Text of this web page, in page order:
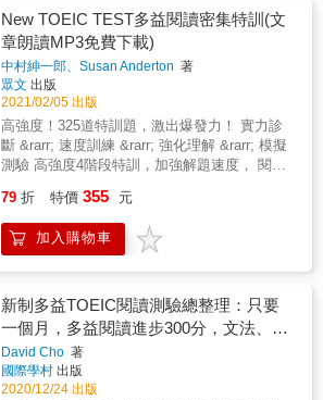
Pen）App及網頁版雙版本，幫助讀者有效率地
讀取本書相關的音檔或影片。■ 線上下載
「Youtor App」（內含VRP虛擬點讀筆）1. 在
哪裡下載「VRP虛擬點讀筆」？（1）讀者可以
掃描書中的QR Code連結，或是於App商城搜
尋「Youtor App」下載即可。2. 為什麼會有
「VRP虛擬點讀筆」？（1）以往讀者購買語言
學習工具書時，為了要聽隨書附贈的音檔，總
是要拿出已經很少在用的CD播放器或利用電腦
轉存音檔到手機來使用，耗時又不方便。（2）
坊間當然也有推出「點讀筆」來改善此種學習
上的不方便，但是一支筆加一本書往往就要
二、三千元，且各家點讀筆又不相容，CP值真
僅必須要一直處在上網的狀態，且從掃描到聽
取音檔的時間往往要花個5秒以上，很令人氣
結。（4）因此，我們為了同時解決讀者以上三
種困擾，特別領先全球開發了「VRP虛擬點讀
筆」，並獲得專利，希望這個輔助學習的工
讀詳解，並分析自己答錯的地方「為什麼會答
錯」。★ 再次進行「診斷測驗」時所做過的分
析，了解自己強項與弱項後再次學習。★ 反覆
學習與複習，直到可以全部答對Final Test的題
目為止。Step 5. 用「Youtor App」反覆聆聽音
檔，鍛鍊英聽能力！每篇文章皆由外籍老師親
自錄音，只要手機下載「Youtor App」（內含
VRP虛擬點讀筆）掃描QR Code即可聽取。★
載及聆聽音檔。★ 本書未提供CD，也未提供燒
錄光碟服務。［「VRP虛擬點讀筆」App及網
頁版介紹］為了方便讀者更方便使用本書，特
別開發「VRP虛擬點讀筆」（Virtual Reading
讀取本書相關的音檔或影片。■ 線上下載
「Youtor App」（內含VRP虛擬點讀筆）1. 在
哪裡下載「VRP虛擬點讀筆」？（1）讀者可以
掃描書中的QR Code連結，或是於App商城搜
尋「Youtor App」下載即可。2. 為什麼會有
「VRP虛擬點讀筆」？（1）以往讀者購買語言
印刷＋圖像記憶，學習多益不耗腦力！ 2. 韓國
補教龍頭 Hackers 打造，濃縮滿分名師授課精
華！ 3. 文法重點 &rarr; 基礎練習 &rarr; 進階習
題，最適合中學生的一條龍學習／複習！ 4. 隨
書設計 20 天 / 40 天學習計劃表，懶人照著
學，4 週分數 500+！ &
王」的解題邏輯思考，熟練「多益滿分模王」
標註出的重點詞彙、關鍵句，並反覆聆聽每篇
文章的音檔。只要跟著模王的邏輯解題，拿下
多益990分不再是問題！ ★ Part 5的句子、Part
6～7的文章皆邀請專業外籍老師錄音。除了練
習閱讀之外，也可以同步加強聽力！ 3. 選題模
力──速學模王攻略，掌握題目關鍵！ 「多益滿
分模王」從20,000題以上的多益題目，分析歸
納出Part 5～7會考的各種題目類型，並獨創
「模擬試題訓練法」，只要跟著「多益滿分模
王」，就能熟練解題技巧、找出題目關鍵訊
息、避開出題陷阱、自信選出正確答案。答案
在手，分數你有！ ■ 多益滿分的祕訣就是用
「多益考題」破解「考官思維」！ 祕訣1. 以題
考官出題邏輯的「多益滿分模王」親自破解題
目盲點，不僅能熟悉出題邏輯，也能避開出題
陷阱。多學會一題，就等於比別人多拿兩分，
練習愈多，對考試的熟悉程度就愈高，就離滿
分愈近！ 祕訣2. 考前衝刺：每刷一次題成績提
解密」系列題庫在出版後大受好評，已經幫助
各種程度的考生取得亮眼成績。 現在，為了讓
考生更充足練習，同樣高規格製作、考題精挑
細選的《TOEIC LR TEST多益聽力模測解密
2》、《TOEIC LR TEST多益閱讀模測解密2》
寸及編排，比照正式測驗格式，考生練習時，
最具臨場感！作者專業團隊長期研究多益考
試，累積龐大資料與題庫，因此在「解答本」
中，能夠精闢分析500道題目的作答技巧，除了
裡？為什麼錯？讓考生茅塞頓開，信心大增！
實際應考多益超過1000次，精準命題！ 本書由
教學團隊進場應試超過千次，歸納分析最新的
題閱讀模測，涵蓋Part 5「單句填空」、Part
6「短文填空」以及Part 7 「閱讀測驗」。題材
多變不重複，讓考生演練實際上場的閱讀測
驗。 直擊考生常見錯誤，全力把握分數！
Essence English School作為多益教育機構，
New TOEIC TEST多益閱讀密集特訓(文
章朗讀MP3免費下載)
中村紳一郎、Susan Anderton 著
眾文 出版
2021/02/05 出版
高強度！325道特訓題，激出爆發力！ 實力診
斷 &rarr; 速度訓練 &rarr; 強化理解 &rarr; 模擬
測驗 高強度4階段特訓，加強解題速度， 閱讀
益考生而言，閱讀測驗Part 7最令人苦惱之處，
就是來不及在時間內看完文章、寫完題目。要
加快解題速度，可以多做模考題，不過要確實
寫，不同於一般以單一模擬試題的練習方法，
針於考生最在意的「速度」及「理解力」，以4
階段的閱讀密集特訓，大幅提升應考實力，讓
考生輕鬆在時間內完成作答！ & 從了解程度開
始，高強度4階段特訓！ 作者精心規劃4階段特
79 折 特價 355 元
加入購物車
新制多益TOEIC閱讀測驗總整理：只要
一個月，多益閱讀進步300分，文法、閱
讀、詞彙重點學習＋1200道練習題（雙
書裝）
David Cho 著
國際學村 出版
2020/12/24 出版